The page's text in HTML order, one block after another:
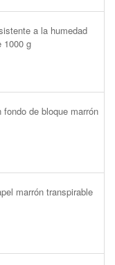
a la humedad
1000 g
de bloque marrón
marrón transpirable